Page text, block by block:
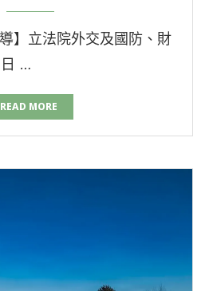
】立法院外交及國防、財
…
READ MORE